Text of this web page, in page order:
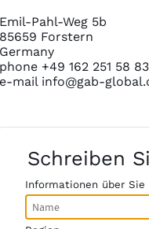
Emil-Pahl-Weg 5b
85659 Forstern
Germany
phone +49 162 251 58 83
e-mail info@gab-
Schreiben
Informationen über Sie